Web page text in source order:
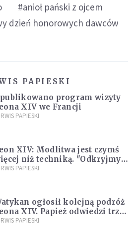
#anioł pański z ojcem
dzień honorowych dawców
PAPIESKI
program wizyty
XIV we Francji
PAPIESKI
XIV: Modlitwa jest czymś
niż techniką. "Odkryjmy
na nowo"
PAPIESKI
ogłosił kolejną podróż
XIV. Papież odwiedzi trzy
Ameryki Południowej
PAPIESKI